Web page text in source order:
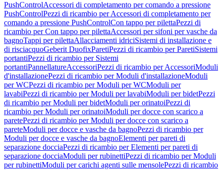
PushControlAccessori di completamento per comando a pressione
PushControlPezzi di ricambio per Accessori di completamento per
comando a pressione PushControlCon tappo per pilettaPezzi di
ricambio per Con tappo per pilettaAccessori per sifoni per vasche da
bagnoTappi per pilettaAllacciamenti idriciSistemi di installazione e
di risciacquoGeberit DuofixParetiPezzi di ricambio per ParetiSistemi
portantiPezzi di ricambio per Sistemi
portantiPannellatureAccessoriPezzi di ricambio per AccessoriModuli
d'installazionePezzi di ricambio per Moduli d'installazioneModuli
per WCPezzi di ricambio per Moduli per WCModuli per
lavabiPezzi di ricambio per Moduli per lavabiModuli per bidetPezzi
di ricambio per Moduli per bidetModuli per orinatoiPezzi di
ricambio per Moduli per orinatoiModuli per docce con scarico a
paretePezzi di ricambio per Moduli per docce con scarico a
pareteModuli per docce e vasche da bagnoPezzi di ricambio per
Moduli per docce e vasche da bagnoElementi per pareti di
separazione docciaPezzi di ricambio per Elementi per pareti di
separazione docciaModuli per rubinettiPezzi di ricambio per Moduli
per rubinettiModuli per carichi agenti sulle mensolePezzi di ricambio